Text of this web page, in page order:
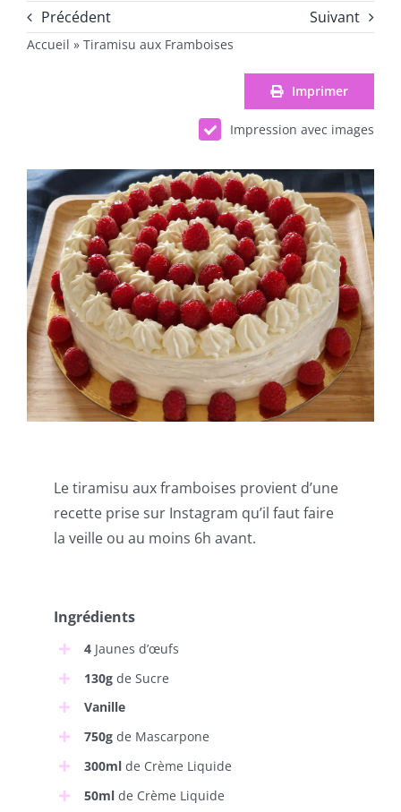
Précédent Suivant
Accueil » Tiramisu aux Framboises
Imprimer
Impression avec images
Le tiramisu aux framboises provient d’une
recette prise sur Instagram qu’il faut faire
la veille ou au moins 6h avant.
Ingrédients
4Jaunes d’œufs
130gde Sucre
Vanille
750gde Mascarpone
300mlde Crème Liquide
50mlde Crème Liquide